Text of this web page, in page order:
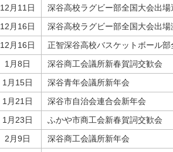
12月11日
深谷高校ラグビー部全国大会出場
12月16日
深谷高校ラグビー部全国大会出場
12月16日
正智深谷高校バスケットボール
1月8日
深谷商工会議所新春賀詞交歓会
1月15日
深谷青年会議所新年会
1月21日
深谷市自治会連合会新年会
1月23日
ふかや市商工会新春賀詞交歓会
2月9日
深谷商工会議所新年会